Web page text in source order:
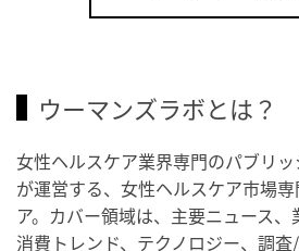
ウーマンズラボとは？
女性ヘルスケア業界専門のパブリ
が運営する、女性ヘルスケア市場
ア。カバー領域は、主要ニュース、
消費トレンド、テクノロジー、調